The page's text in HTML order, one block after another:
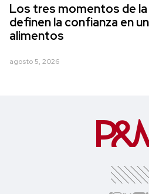
Los tres momentos de
definen la confianza en
alimentos
agosto 5, 2026